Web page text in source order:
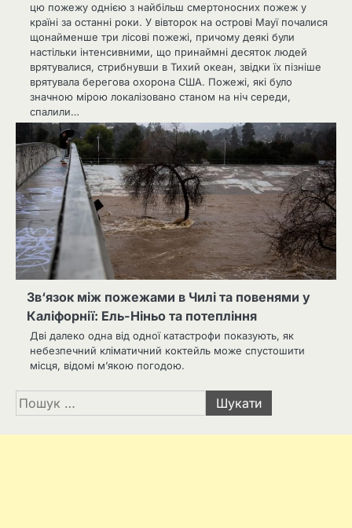
цю пожежу однією з найбільш смертоносних пожеж у
країні за останні роки. У вівторок на острові Мауї почалися
щонайменше три лісові пожежі, причому деякі були
настільки інтенсивними, що принаймні десяток людей
врятувалися, стрибнувши в Тихий океан, звідки їх пізніше
врятувала берегова охорона США. Пожежі, які було
значною мірою локалізовано станом на ніч середи,
спалили…
Зв‘язок між пожежами в Чилі та повенями у
Каліфорнії: Ель-Ніньо та потепління
Дві далеко одна від одної катастрофи показують, як
небезпечний кліматичний коктейль може спустошити
місця, відомі м’якою погодою.
Пошук: